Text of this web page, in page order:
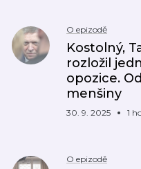
O epizodě
Kostolný,
rozložil
opozice.
menšiny
30. 9. 2025 1
O epizodě